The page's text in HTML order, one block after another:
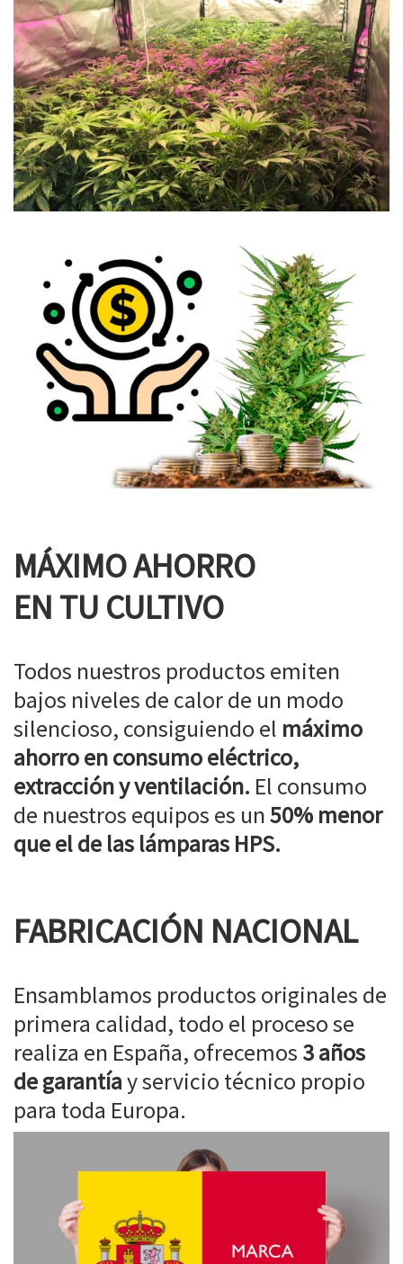
MÁXIMO AHORRO
EN TU CULTIVO
Todos nuestros productos emiten
bajos niveles de calor de un modo
silencioso, consiguiendo el máximo
ahorro en consumo eléctrico,
extracción y ventilación. El consumo
de nuestros equipos es un50% menor
que el de las lámparas HPS.
FABRICACIÓN NACIONAL
Ensamblamos productos originales de
primera calidad, todo el proceso se
realiza en España, ofrecemos 3 años
de garantíay servicio técnico propio
para toda Europa.